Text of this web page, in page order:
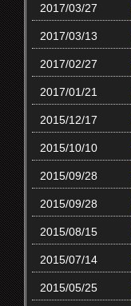
2017/03/27
2017/03/13
2017/02/27
2017/01/21
2015/12/17
2015/10/10
2015/09/28
2015/09/28
2015/08/15
2015/07/14
2015/05/25